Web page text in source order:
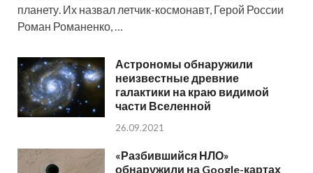
планету. Их назвал летчик-космонавт, Герой России
Роман Романенко, …
Астрономы обнаружили
неизвестные древние
галактики на краю видимой
части Вселенной
26.09.2021
«Разбившийся НЛО»
обнаружили на Google-картах